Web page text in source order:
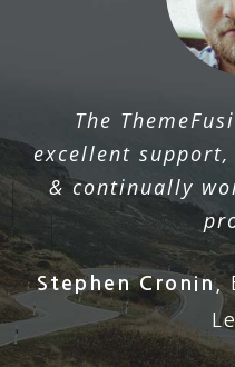
The
excellent
& continually
Stephen Cronin,